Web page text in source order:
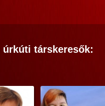
úrkúti társkeresők: